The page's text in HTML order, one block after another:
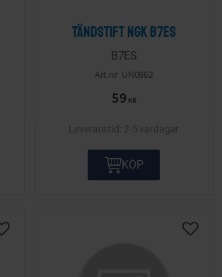
Tändstift NGK B7ES
B7ES
UN0862
59 KR
2-5 vardagar
KÖP
Lägg till i önskelista Lägg